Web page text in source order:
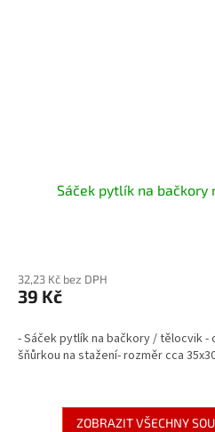
Sáček pytlík na bačkory
32,23 Kč bez DPH
39 Kč
- Sáček pytlík na bačkory / tělocvik -
šňůrkou na stažení- rozměr cca
ZOBRAZIT VŠECHNY